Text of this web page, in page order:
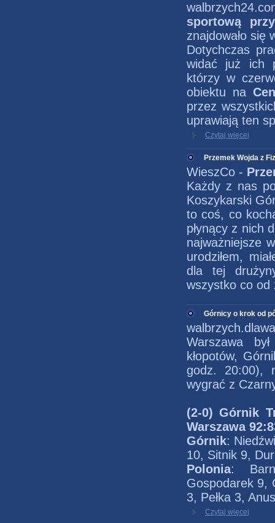
sportową
znajdowało się
Dotychczas
widać już ich
którzy w
obiektu na
przez
uprawiają ten
Czytaj więcej
Przemek Wojda z
WieszCo -
Każdy z nas
Koszykarski
to coś, co
płynący z nich
najważniejsze
urodziłem,
dla tej
wszystko co od
Górnicy o krok od
Warszawa
kłopotów,
godz. 20:00),
wygrać z
(2-0) Górnik
Warszawa
Górnik:
10, Sitnik 9,
Polonia:
Gospodarek 9,
3, Pełka 3,
Czytaj więcej